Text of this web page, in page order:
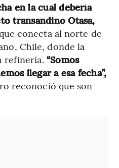
en la cual debería
transandino Otasa,
conecta al norte de
Chile, donde la
refinería. “Somos
llegar a esa fecha”,
reconoció que son